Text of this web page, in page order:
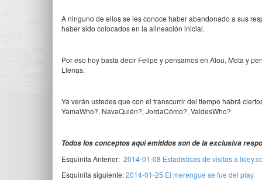
A ninguno de ellos se les conoce haber abandonado a sus
haber sido colocados en la alineación inicial.
Por eso hoy basta decir Felipe y pensamos en Alou, Mota y
Llenas.
Ya verán ustedes que con el transcurrir del tiempo habrá
YamaWho?, NavaQuién?, JordaCómo?, ValdesWho?
Todos los conceptos aquí emitidos son de la exclusiva
Esquinita Anterior: 2014-01-08 Estadísticas de visitas a
Esquinita siguiente:2014-01-25 El merengue se fue del play